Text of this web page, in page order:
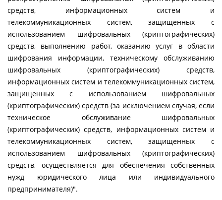
средств, информационных систем и
телекоммуникационных систем, защищенных с
использованием шифровальных (криптографических)
средств, выполнению работ, оказанию услуг в области
шифрования информации, техническому обслуживанию
шифровальных (криптографических) средств,
информационных систем и телекоммуникационных систем,
защищенных с использованием шифровальных
(криптографических) средств (за исключением случая, если
техническое обслуживание шифровальных
(криптографических) средств, информационных систем и
телекоммуникационных систем, защищенных с
использованием шифровальных (криптографических)
средств, осуществляется для обеспечения собственных
нужд юридического лица или индивидуального
предпринимателя)".